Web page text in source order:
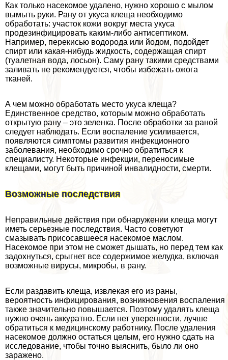
Как только насекомое удалено, нужно хорошо с мылом
вымыть руки. Рану от укуса клеща необходимо
обработать: участок кожи вокруг места укуса
продезинфицировать каким-либо антисептиком.
Например, перекисью водорода или йодом, подойдет
спирт или какая-нибудь жидкость, содержащая спирт
(туалетная вода, лосьон). Саму рану такими средствами
заливать не рекомендуется, чтобы избежать ожога
тканей.
А чем можно обработать место укуса клеща?
Единственное средство, которым можно обработать
открытую рану – это зеленка. После обработки за раной
следует наблюдать. Если воспаление усиливается,
появляются симптомы развития инфекционного
заболевания, необходимо срочно обратиться к
специалисту. Некоторые инфекции, переносимые
клещами, могут быть причиной инвалидности, cмepти.
Возможные последствия
Неправильные действия при обнаружении клеща могут
иметь серьезные последствия. Часто советуют
смазывать присосавшееся насекомое маслом.
Насекомое при этом не сможет дышать, но перед тем как
задохнуться, срыгнет все содержимое желудка, включая
возможные вирусы, микробы, в рану.
Если раздавить клеща, извлекая его из раны,
вероятность инфицирования, возникновения воспаления
также значительно повышается. Поэтому удалять клеща
нужно очень аккуратно. Если нет уверенности, лучше
обратиться к медицинскому работнику. После удаления
насекомое должно остаться целым, его нужно сдать на
исследование, чтобы точно выяснить, было ли оно
заражено.